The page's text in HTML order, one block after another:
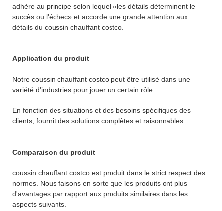
adhère au principe selon lequel «les détails déterminent le
succès ou l'échec» et accorde une grande attention aux
détails du coussin chauffant costco.
Application du produit
Notre coussin chauffant costco peut être utilisé dans une
variété d'industries pour jouer un certain rôle.
En fonction des situations et des besoins spécifiques des
clients, fournit des solutions complètes et raisonnables.
Comparaison du produit
coussin chauffant costco est produit dans le strict respect des
normes. Nous faisons en sorte que les produits ont plus
d'avantages par rapport aux produits similaires dans les
aspects suivants.